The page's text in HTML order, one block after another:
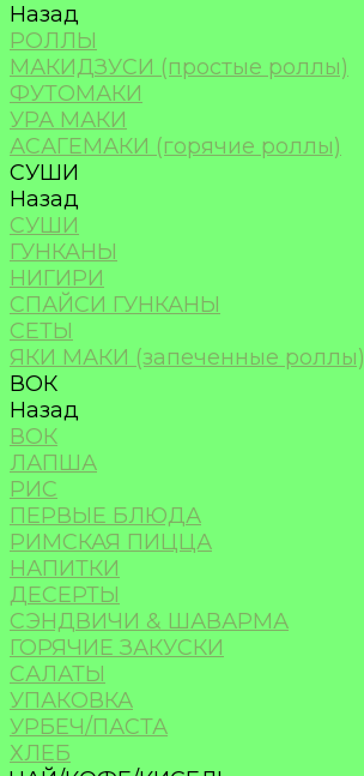
Назад
РОЛЛЫ
МАКИДЗУСИ (простые роллы)
ФУТОМАКИ
УРА МАКИ
АСАГЕМАКИ (горячие роллы)
СУШИ
Назад
СУШИ
ГУНКАНЫ
НИГИРИ
СПАЙСИ ГУНКАНЫ
СЕТЫ
ЯКИ МАКИ (запеченные роллы)
ВОК
Назад
ВОК
ЛАПША
РИС
ПЕРВЫЕ БЛЮДА
РИМСКАЯ ПИЦЦА
НАПИТКИ
ДЕСЕРТЫ
СЭНДВИЧИ & ШАВАРМА
ГОРЯЧИЕ ЗАКУСКИ
САЛАТЫ
УПАКОВКА
УРБЕЧ/ПАСТА
ХЛЕБ